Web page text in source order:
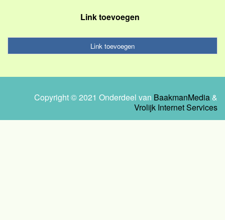
Link toevoegen
Link toevoegen
Copyright © 2021 Onderdeel van BaakmanMedia &
Vrolijk Internet Services